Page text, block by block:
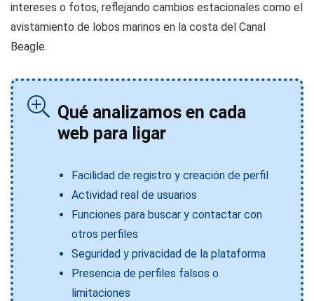
intereses o fotos, reflejando cambios estacionales como el
avistamiento de lobos marinos en la costa del Canal
Beagle.
Qué analizamos en cada
web para ligar
Facilidad de registro y creación de perfil
Actividad real de usuarios
Funciones para buscar y contactar con
otros perfiles
Seguridad y privacidad de la plataforma
Presencia de perfiles falsos o
limitaciones